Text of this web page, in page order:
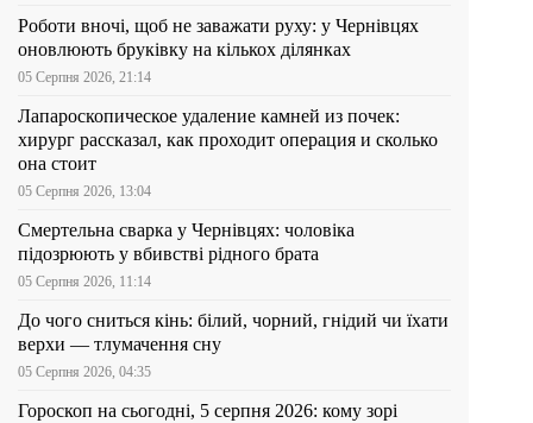
Роботи вночі, щоб не заважати руху: у Чернівцях
оновлюють бруківку на кількох ділянках
05 Серпня 2026, 21:14
Лапароскопическое удаление камней из почек:
хирург рассказал, как проходит операция и сколько
она стоит
05 Серпня 2026, 13:04
Смертельна сварка у Чернівцях: чоловіка
підозрюють у вбивстві рідного брата
05 Серпня 2026, 11:14
До чого сниться кінь: білий, чорний, гнідий чи їхати
верхи — тлумачення сну
05 Серпня 2026, 04:35
Гороскоп на сьогодні, 5 серпня 2026: кому зорі